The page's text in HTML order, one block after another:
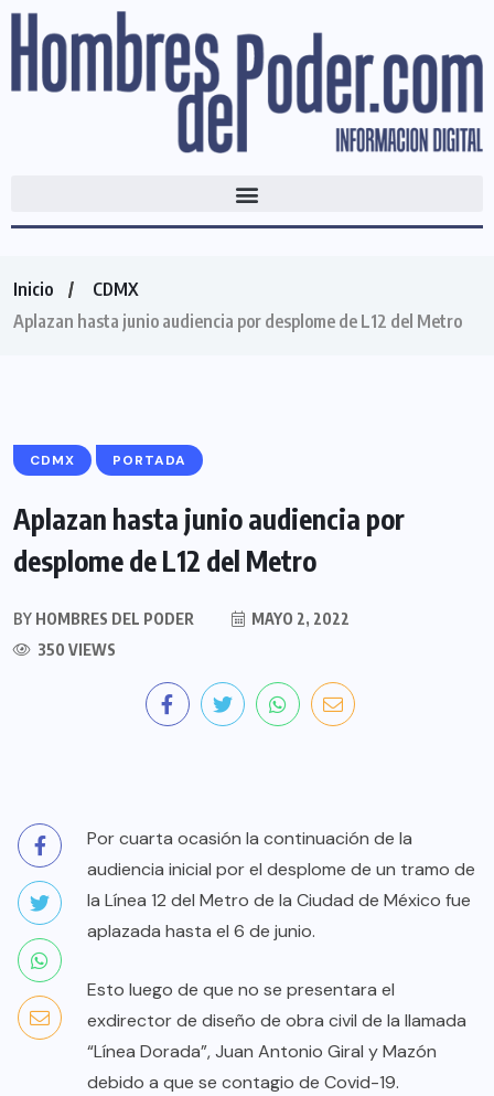
Inicio
CDMX
Aplazan hasta junio audiencia por desplome de L12 del Metro
CDMX PORTADA
Aplazan hasta junio audiencia por
desplome de L12 del Metro
BY HOMBRES DEL PODER
MAYO 2, 2022
350 VIEWS
Por cuarta ocasión la continuación de la
audiencia inicial por el desplome de un tramo de
la Línea 12 del Metro de la Ciudad de México fue
aplazada hasta el 6 de junio.
Esto luego de que no se presentara el
exdirector de diseño de obra civil de la llamada
“Línea Dorada”, Juan Antonio Giral y Mazón
debido a que se contagio de Covid-19.